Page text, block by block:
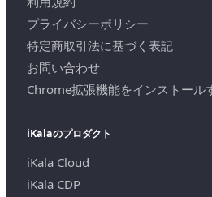
プライバシーポリシー
特定商取引法に基づく表記
お問い合わせ
Chrome拡張機能をインストール
iKalaのプロダクト
iKala Cloud
iKala CDP